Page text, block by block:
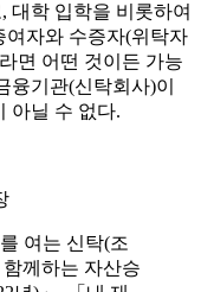
대학 입학을 비롯하여
여자와 수증자(위탁자
면 어떤 것이든 가능
기관(신탁회사)이
아닐 수 없다.
여는 신탁(조
께하는 자산승